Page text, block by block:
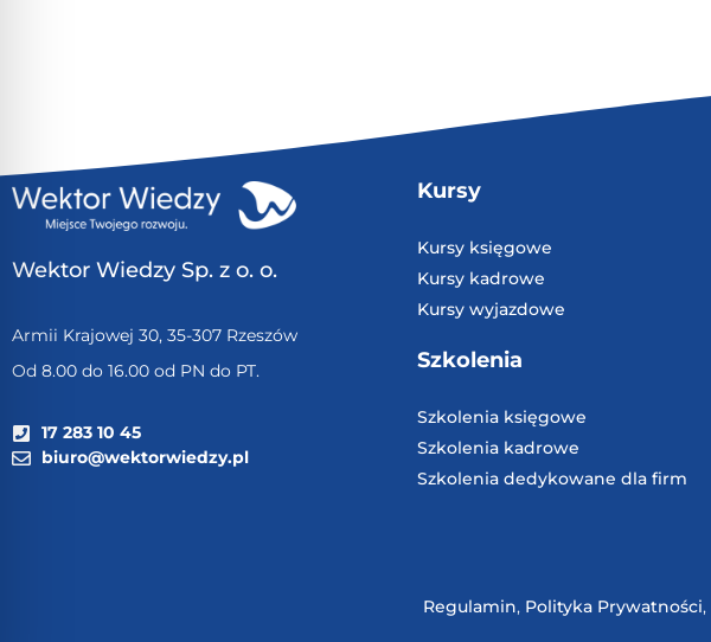
Wektor Wiedzy Sp. z o. o.
Armii Krajowej 30, 35-307 Rzeszów
Od 8.00 do 16.00 od PN do PT.
17 283 10 45
biuro@wektorwiedzy.pl
Kursy
Kursy księgowe
Kursy kadrowe
Kursy wyjazdowe
Szkolenia
Szkolenia księgowe
Szkolenia kadrowe
Szkolenia dedykowane dla firm
Regulamin, Polityka Prywatności,